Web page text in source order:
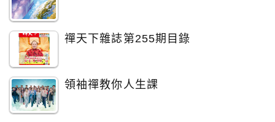
禪天下雜誌第255期目錄
領袖禪教你人生課